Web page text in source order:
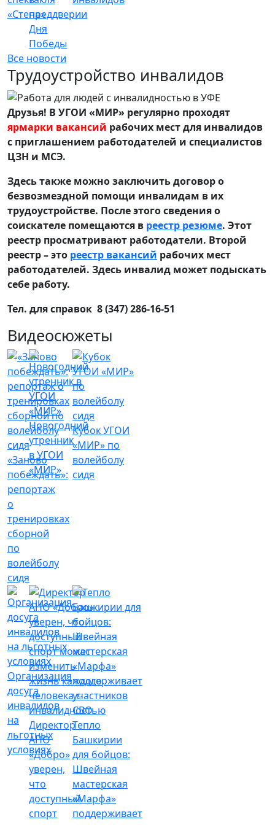
«Стена»преддверии
Дня
Победы
Все новости
Трудоустройство инвалидов
Друзья! В УГОИ «МИР» регулярно проходят
ярмарки вакансий рабочих мест для инвалидов
с приглашением работодателей и специалистов
ЦЗН и МСЭ.
Здесь также можно заключить договор о
безвозмездной помощи инвалидам в их
трудоустройстве. После этого сведения о
соискателе помещаются в реестр резюме. Этот
реестр просматривают работодатели. Второй
реестр – это реестр вакансий рабочих мест
работодателей. Здесь инвалид может подыскать
себе работу.
Тел. для справок 8 (347) 286-16-51
Видеосюжеты
«Заново
побеждать»:
репортаж
о
тренировках
сборной
по
волейболу
сидя
Новогодний
утренник
в УГОИ
«МИР»
Кубок УГОИ
«МИР» по
волейболу
сидя
Организация
досуга
инвалидов
на
льготных
условиях
Директор
АНО
«Добро»
уверен,
что
доступный
спорт
Тепло
Башкирии
для бойцов:
Швейная
мастерская
«Марфа»
поддерживает